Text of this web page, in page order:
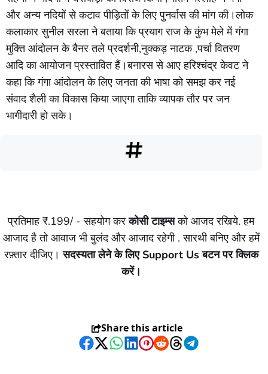
और अन्य नदियों से कटाव पीड़ितों के लिए पुनर्वास की मांग की।लोक
कलाकार सुनील सरला ने बताया कि प्रयाग राज के कुंभ मेले में गंगा
मुक्ति आंदोलन के बैनर तले प्रदर्शनी,नुक्कड़ नाटक ,पर्चा वितरण
आदि का आयोजन प्रस्तावित हैं।बनारस से आए हरिश्चंद्र केवट ने
कहा कि गंगा आंदोलन के लिए जनता की भाषा को समझ कर नई
संवाद शैली का विकास किया जाएगा ताकि व्यापक तौर पर जन
भागीदारी हो सके।
प्रतिमाह ₹.199/ - सहयोग करकोसी टाइम्सको आजद रखिये. हम
आजाद है तो आवाज भी बुलंद और आजाद रहेगी . सारथी बनिए और हमें
रफ़्तार दीजिए।सदस्यता लेने के लिए Support Us बटन पर क्लिक
करें।
Share this article
Facebook
TwitterWhatsApp
LinkedInPinterest
RedditThreadsTelegram